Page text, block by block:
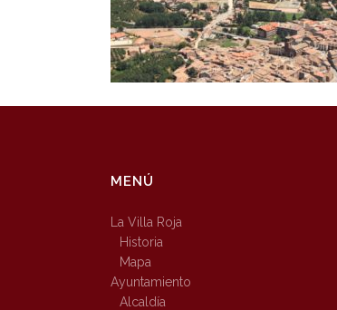
MENÚ
La Villa Roja
Historia
Mapa
Ayuntamiento
Alcaldía